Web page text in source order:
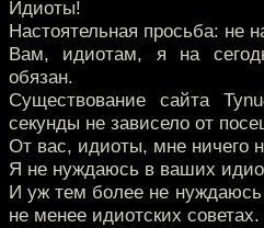
Идиоты!
Настоятельная просьба: не
Вам, идиотам, я на
обязан.
Существование сайта
секунды не зависело от
От вас, идиоты, мне ничего
Я не нуждаюсь в ваших
И уж тем более не
не менее идиотских советах.